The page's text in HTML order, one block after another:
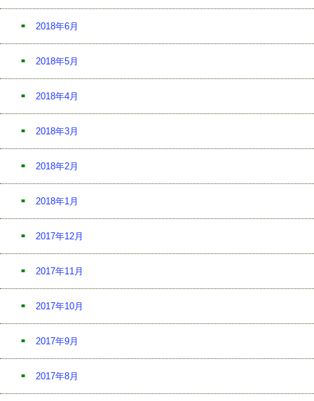
2018年6月
2018年5月
2018年4月
2018年3月
2018年2月
2018年1月
2017年12月
2017年11月
2017年10月
2017年9月
2017年8月